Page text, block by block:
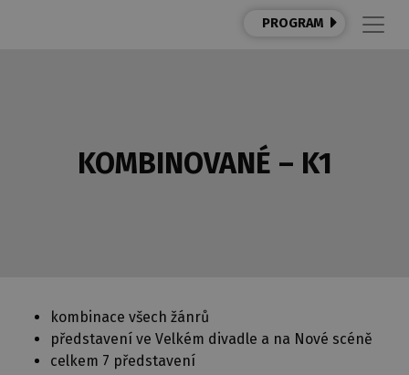
PROGRAM
KOMBINOVANÉ – K1
kombinace všech žánrů
představení ve Velkém divadle a na Nové scéně
celkem 7 představení